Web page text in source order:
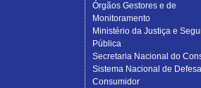
Órgãos Gestores e de
Monitoramento
Ministério da Justiça e
Pública
Secretaria Nacional do
Sistema Nacional de
Consumidor